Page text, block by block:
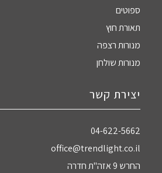
ספוטים
תאורת חוץ
מנורות רצפה
מנורות שולחן
יצירת קשר
04-622-5662‏
office@trendlight.co.il
החרש 9 אזה"ת חדרה